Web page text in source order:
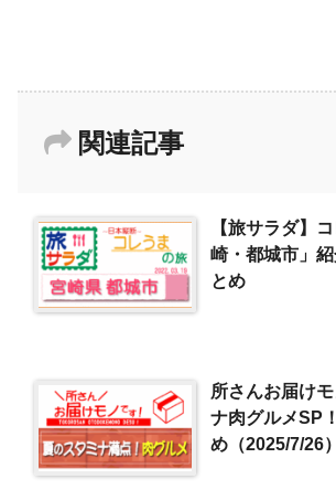
関連記事
【旅サラダ】
崎・都城市」
とめ
所さんお届け
ナ肉グルメSP
め（2025/7/26）